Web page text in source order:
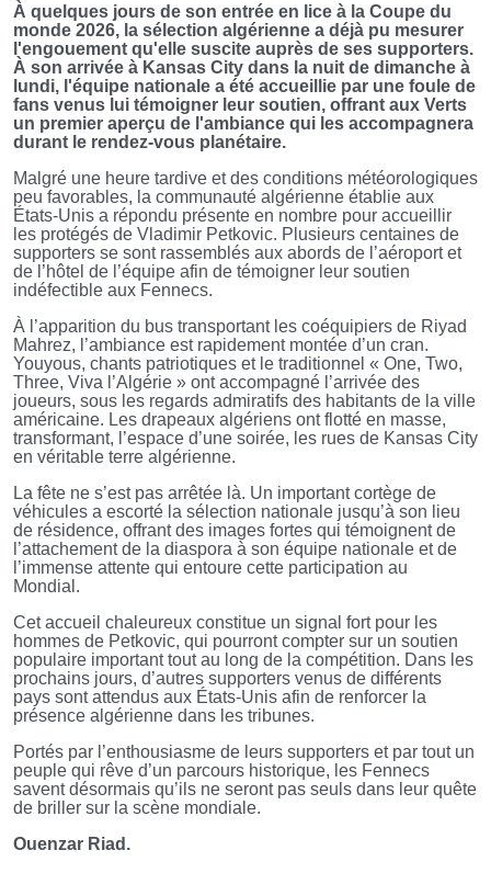
À quelques jours de son entrée en lice à la Coupe du
monde 2026, la sélection algérienne a déjà pu mesurer
l'engouement qu'elle suscite auprès de ses supporters.
À son arrivée à Kansas City dans la nuit de dimanche à
lundi, l'équipe nationale a été accueillie par une foule de
fans venus lui témoigner leur soutien, offrant aux Verts
un premier aperçu de l'ambiance qui les accompagnera
durant le rendez-vous planétaire.
Malgré une heure tardive et des conditions météorologiques
peu favorables, la communauté algérienne établie aux
États-Unis a répondu présente en nombre pour accueillir
les protégés de Vladimir Petkovic. Plusieurs centaines de
supporters se sont rassemblés aux abords de l’aéroport et
de l’hôtel de l’équipe afin de témoigner leur soutien
indéfectible aux Fennecs.
À l’apparition du bus transportant les coéquipiers de Riyad
Mahrez, l’ambiance est rapidement montée d’un cran.
Youyous, chants patriotiques et le traditionnel « One, Two,
Three, Viva l’Algérie » ont accompagné l’arrivée des
joueurs, sous les regards admiratifs des habitants de la ville
américaine. Les drapeaux algériens ont flotté en masse,
transformant, l’espace d’une soirée, les rues de Kansas City
en véritable terre algérienne.
La fête ne s’est pas arrêtée là. Un important cortège de
véhicules a escorté la sélection nationale jusqu’à son lieu
de résidence, offrant des images fortes qui témoignent de
l’attachement de la diaspora à son équipe nationale et de
l’immense attente qui entoure cette participation au
Mondial.
Cet accueil chaleureux constitue un signal fort pour les
hommes de Petkovic, qui pourront compter sur un soutien
populaire important tout au long de la compétition. Dans les
prochains jours, d’autres supporters venus de différents
pays sont attendus aux États-Unis afin de renforcer la
présence algérienne dans les tribunes.
Portés par l’enthousiasme de leurs supporters et par tout un
peuple qui rêve d’un parcours historique, les Fennecs
savent désormais qu’ils ne seront pas seuls dans leur quête
de briller sur la scène mondiale.
Ouenzar Riad.